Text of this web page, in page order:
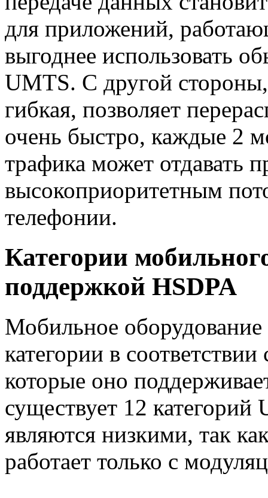
для приложений,
выгоднее использовать
UMTS. С другой
гибкая, позволяет
очень быстро, каждые 2
трафика может отдавать
высокоприоритетным
телефонии.
Категории
поддержкой HSDPA
Мобильное
категории в
которые оно
существует 12
являются низкими, так
работает только с